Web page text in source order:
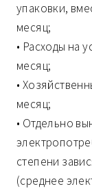
упаковки,
месяц;
• Расходы на
месяц;
•
месяц;
• Отдельно
степени
(среднее